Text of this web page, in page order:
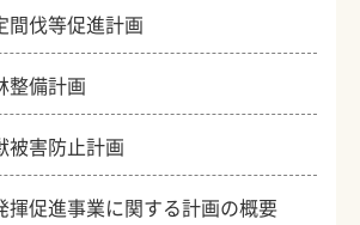
間伐等促進計画
整備計画
被害防止計画
揮促進事業に関する計画の概要